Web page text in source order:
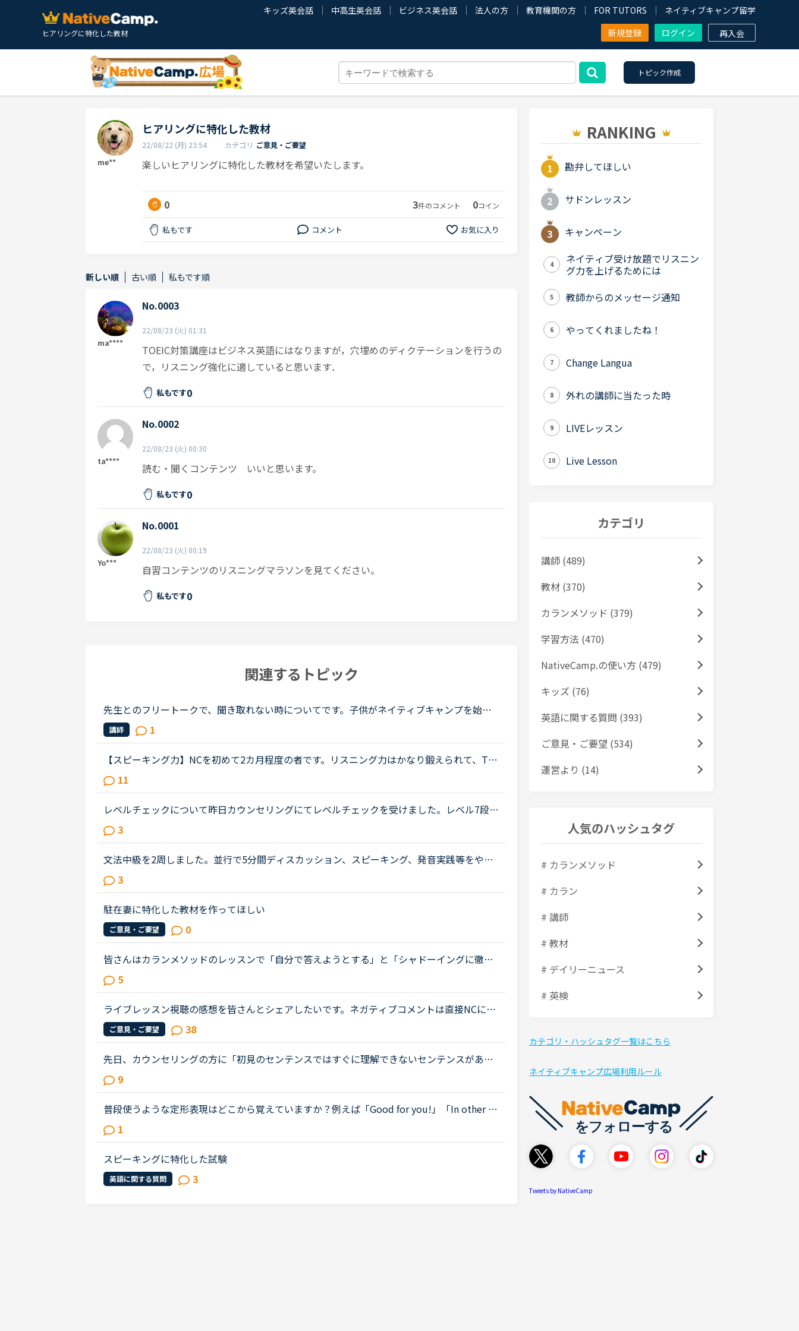
ヒアリングに特化した教材
キッズ英会話 中高生英会話 ビジネス英会話 法人の方 教育機関の方 FOR TUTORS
ネイティブキャンプ留学
新規登録
ログイン 再入会
トピック作成
me**
ヒアリングに特化した教材
22/08/22 (月) 23:54 カテゴリ ご意見・ご要望
楽しいヒアリングに特化した教材を希望いたします。
0 3件のコメント 0コイン
私もです コメント お気に入り
新しい順 古い順 私もです順
ma****
No.0003
22/08/23 (火) 01:31
TOEIC対策講座はビジネス英語にはなりますが，穴埋めのディクテーションを行うの
で，リスニング強化に適していると思います．
私もです0
ta****
No.0002
22/08/23 (火) 00:30
読む・聞くコンテンツ いいと思います。
私もです0
Yo***
No.0001
22/08/23 (火) 00:19
自習コンテンツのリスニングマラソンを見てください。
私もです0
関連するトピック
先生とのフリートークで、聞き取れない時についてです。子供がネイティブキャンプを始め
て、親の私が時々サポートに入っています。先生の話を聞き取ったりしているうちに、フリ
ートークっぽいことになることがあ...
講師 1
【スピーキング力】NCを初めて2カ月程度の者です。リスニング力はかなり鍛えられて、TO
EICのリスニングパートならほとんど間違えないくらいのレベルにはなったのですが、からっ
きし英語で話せません。NCのフリー...
11
レベルチェックについて昨日カウンセリングにてレベルチェックを受けました。レベル7段階
のうちレベル3だと言われちょっとショックを受けています。1年以上やってこのレベルなん
だと。そしてカウンセラーの方に今...
3
文法中級を2周しました。並行で5分間ディスカッション、スピーキング、発音実践等をやっ
ています。文字として英語を読むことはできても、スラスラと口から出ることはなく、滅茶
苦茶な順番の単語を並べるという状...
3
駐在妻に特化した教材を作ってほしい
ご意見・ご要望 0
皆さんはカランメソッドのレッスンで「自分で答えようとする」と「シャドーイングに徹す
る」のどちらの方針で臨んでいますか？（特にNew WordsよりDaily Revisionの場合）私は
「自分で答えようとする」のほうなの...
5
ライブレッスン視聴の感想を皆さんとシェアしたいです。ネガティブコメントは直接NCに伝
えるとして、笑ポジティブなコメントを聞きたいです。私の感想は、今キャンペーン期間で
なので40円で受けた事のない先生の...
ご意見・ご要望 38
先日、カウンセリングの方に「初見のセンテンスではすぐに理解できないセンテンスがあ
る」や「センテンスが長いとヒアリングで理解が追い付かない」旨を相談したところ、イラ
スト英文法LEVEL2をお薦めされました...
9
普段使うような定形表現はどこから覚えていますか？例えば「Good for you!」「In other w
ords, 」「Speaking of〜」 「Couldn't be better」「There you go」「As far as I know~」
などです。一般的な単語帳や文...
1
スピーキングに特化した試験
英語に関する質問 3
RANKING
勘弁してほしい
サドンレッスン
キャンペーン
4
ネイティブ受け放題でリスニン
グ力を上げるためには
5 教師からのメッセージ通知
6 やってくれましたね！
7 Change Langua
8 外れの講師に当たった時
9 LIVEレッスン
10 Live Lesson
カテゴリ
講師 (489)
教材 (370)
カランメソッド (379)
学習方法 (470)
NativeCamp.の使い方 (479)
キッズ (76)
英語に関する質問 (393)
ご意見・ご要望 (534)
運営より (14)
人気のハッシュタグ
# カランメソッド
# カラン
# 講師
# 教材
# デイリーニュース
# 英検
カテゴリ・ハッシュタグ一覧はこちら
ネイティブキャンプ広場利用ルール
Tweets by NativeCamp